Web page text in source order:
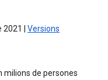
| Versions
milions de persones